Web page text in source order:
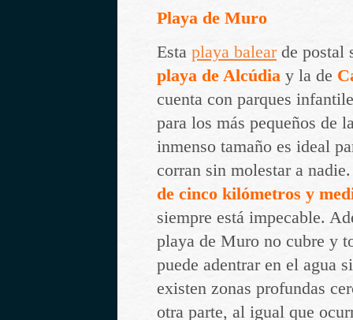
Playa de Muro
Esta playa balearde postal
playa de Alcúdia y la de
cuenta con parques
para los más pequeños de
inmenso tamaño es ideal
corran sin molestar a
de cinco kilómetros y
siempre está impecable.
playa de Muro no cubre y
puede adentrar en el agua
existen zonas profundas
otra parte, al igual que